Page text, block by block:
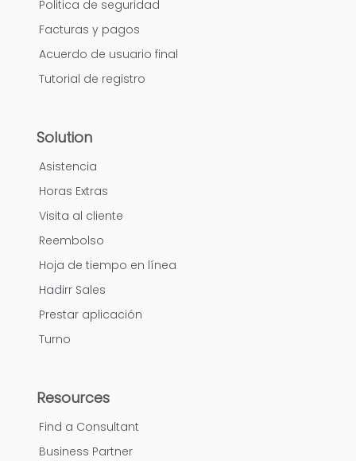
Politica de seguridad
Facturas y pagos
Acuerdo de usuario final
Tutorial de registro
Solution
Asistencia
Horas Extras
Visita al cliente
Reembolso
Hoja de tiempo en línea
Hadirr Sales
Prestar aplicación
Turno
Resources
Find a Consultant
Business Partner